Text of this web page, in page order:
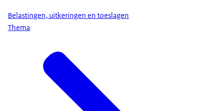
Belastingen, uitkeringen en toeslagen
Thema